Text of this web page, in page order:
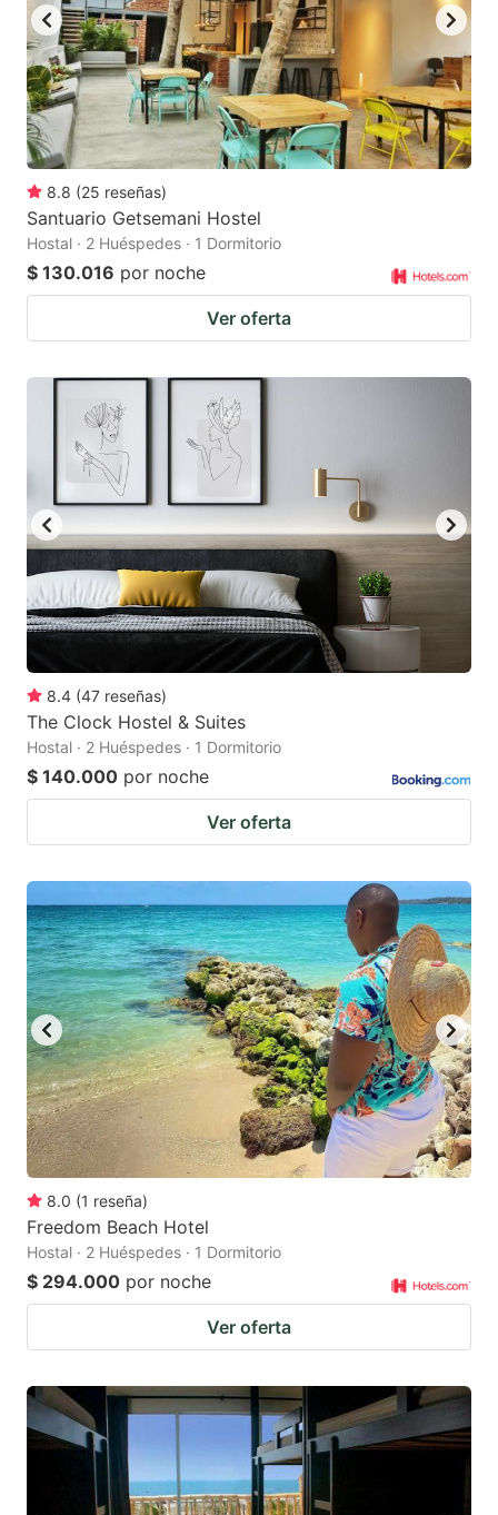
8.8 (25 reseñas)
Santuario Getsemani Hostel
Hostal · 2 Huéspedes · 1 Dormitorio
$ 130.016 por noche
Ver oferta
8.4 (47 reseñas)
The Clock Hostel & Suites
Hostal · 2 Huéspedes · 1 Dormitorio
$ 140.000 por noche
Ver oferta
8.0 (1 reseña)
Freedom Beach Hotel
Hostal · 2 Huéspedes · 1 Dormitorio
$ 294.000 por noche
Ver oferta